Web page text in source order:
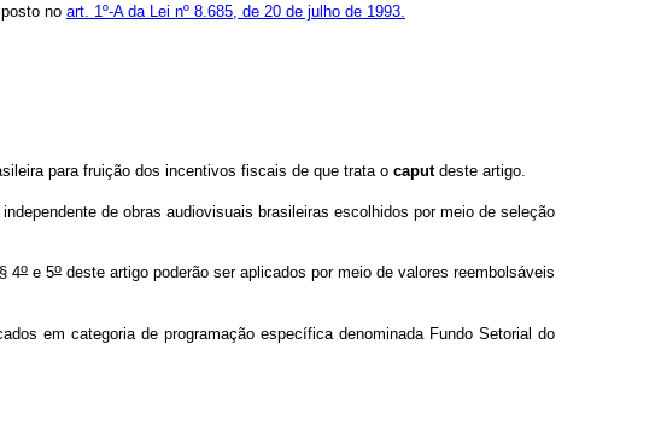
no art. 1º-A da Lei nº 8.685, de 20 de julho de 1993.
para fruição dos incentivos fiscais de que trata o caput deste artigo.
de obras audiovisuais brasileiras escolhidos por meio de seleção
4o e 5o deste artigo poderão ser aplicados por meio de valores reembolsáveis
em categoria de programação específica denominada Fundo Setorial do